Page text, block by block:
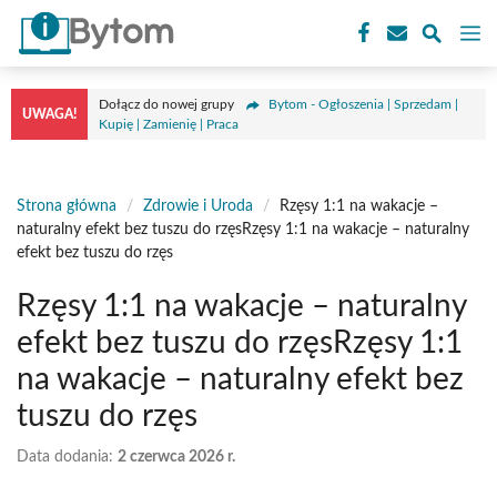
Przejdź
treści
UWAGA!
Dołącz do nowej grupy
Bytom - Ogłoszenia | Sprzedam |
Kupię | Zamienię | Praca
Strona główna / Zdrowie i Uroda /
Rzęsy 1:1 na wakacje –
naturalny efekt bez tuszu do rzęsRzęsy 1:1 na wakacje – naturalny
efekt bez tuszu do rzęs
Rzęsy 1:1 na wakacje – naturalny
efekt bez tuszu do rzęsRzęsy 1:1
na wakacje – naturalny efekt bez
tuszu do rzęs
Data dodania: 2 czerwca 2026 r.